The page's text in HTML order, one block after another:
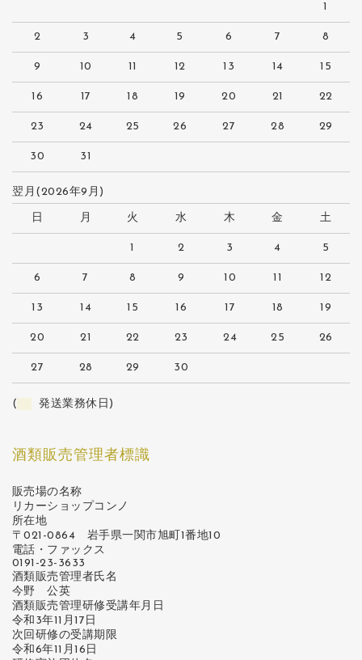
1
2 3 4 5 6 7 8
9 10 11 12 13 14 15
16 17 18 19 20 21 22
23 24 25 26 27 28 29
30 31
翌月(2026年9月)
日 月 火 水 木 金 土
1 2 3 4 5
6 7 8 9 10 11 12
13 14 15 16 17 18 19
20 21 22 23 24 25 26
27 28 29 30
( 発送業務休日)
酒類販売管理者標識
販売場の名称
リカーショップコンノ
所在地
〒021-0864 岩手県一関市旭町1番地10
電話・ファックス
0191-23-3633
酒類販売管理者氏名
今野 公英
酒類販売管理研修受講年月日
令和3年11月17日
次回研修の受講期限
令和6年11月16日